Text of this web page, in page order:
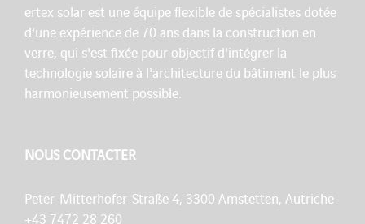
ertex solar est une équipe flexible de spécialistes dotée
d'une expérience de 70 ans dans la construction en
verre, qui s'est fixée pour objectif d'intégrer la
technologie solaire à l'architecture du bâtiment le plus
harmonieusement possible.
NOUS CONTACTER
Peter-Mitterhofer-Straße 4, 3300 Amstetten, Autriche
+43 7472 28 260